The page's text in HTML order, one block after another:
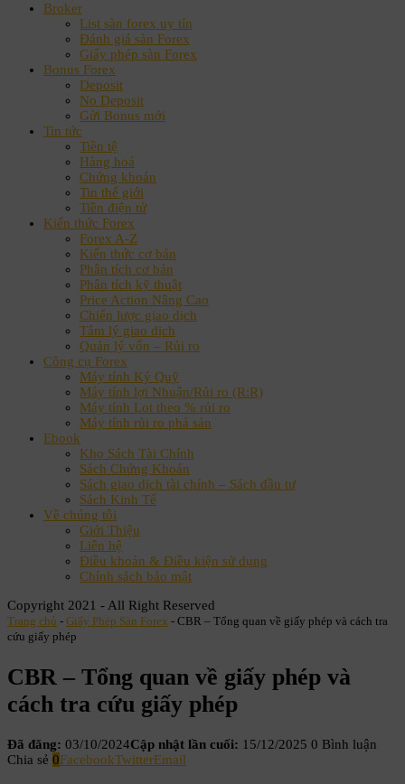
Broker
List sàn forex uy tín
Đánh giá sàn Forex
Giấy phép sàn Forex
Bonus Forex
Deposit
No Deposit
Gửi Bonus mới
Tin tức
Tiền tệ
Hàng hoá
Chứng khoán
Tin thế giới
Tiền điện tử
Kiến thức Forex
Forex A-Z
Kiến thức cơ bản
Phân tích cơ bản
Phân tích kỹ thuật
Price Action Nâng Cao
Chiến lược giao dịch
Tâm lý giao dịch
Quản lý vốn – Rủi ro
Công cụ Forex
Máy tính Ký Quỹ
Máy tính lợi Nhuận/Rủi ro (R:R)
Máy tính Lot theo % rủi ro
Máy tính rủi ro phá sản
Ebook
Kho Sách Tài Chính
Sách Chứng Khoán
Sách giao dịch tài chính – Sách đầu tư
Sách Kinh Tế
Về chúng tôi
Giới Thiệu
Liên hệ
Điều khoản & Điều kiện sử dụng
Chính sách bảo mật
Copyright 2021 - All Right Reserved
Trang chủ - Giấy Phép Sàn Forex - CBR – Tổng quan về giấy phép và cách tra
cứu giấy phép
CBR – Tổng quan về giấy phép và
cách tra cứu giấy phép
Đã đăng: 03/10/2024Cập nhật lần cuối: 15/12/2025 0 Bình luận
Chia sẻ 0FacebookTwitterEmail